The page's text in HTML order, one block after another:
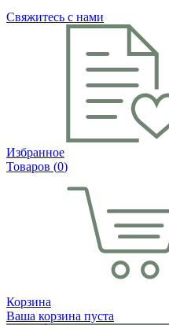
Свяжитесь с нами
Избранное
Товаров (0)
Корзина
Ваша корзина пуста